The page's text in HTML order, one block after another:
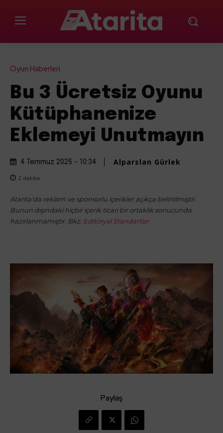
Oyun Haberleri
Bu 3 Ücretsiz Oyunu
Kütüphanenize
Eklemeyi Unutmayın
4 Temmuz 2025 - 10:34 Alparslan Gürlek
2 dakika
Atarita'da reklam ve sponsorlu içerikler açıkça belirtilmiştir.
Bunun dışındaki hiçbir içerik ticari bir ortaklık sonucunda
hazırlanmamıştır. Bkz: Editöryal Standartlar
Paylaş